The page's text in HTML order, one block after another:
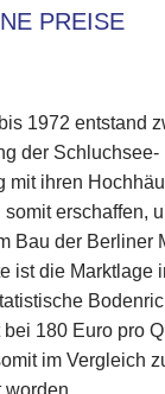
PREISE
1972 entstand
der
ihren
erschaffen,
Bau der Berliner
ist die Marktlage
180 Euro pro
im Vergleich